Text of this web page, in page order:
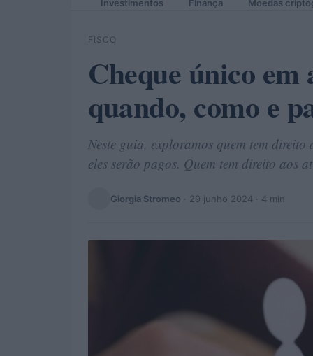
Investimentos Finança Moedas
FISCO
Cheque único em
quando, como e
Neste guia, exploramos quem tem
eles serão pagos. Quem tem direito aos
Giorgia Stromeo · 29 junho 2024 · 4 min